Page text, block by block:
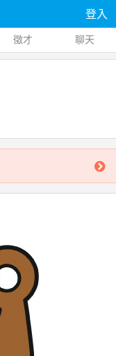
登入
徵才 聊天